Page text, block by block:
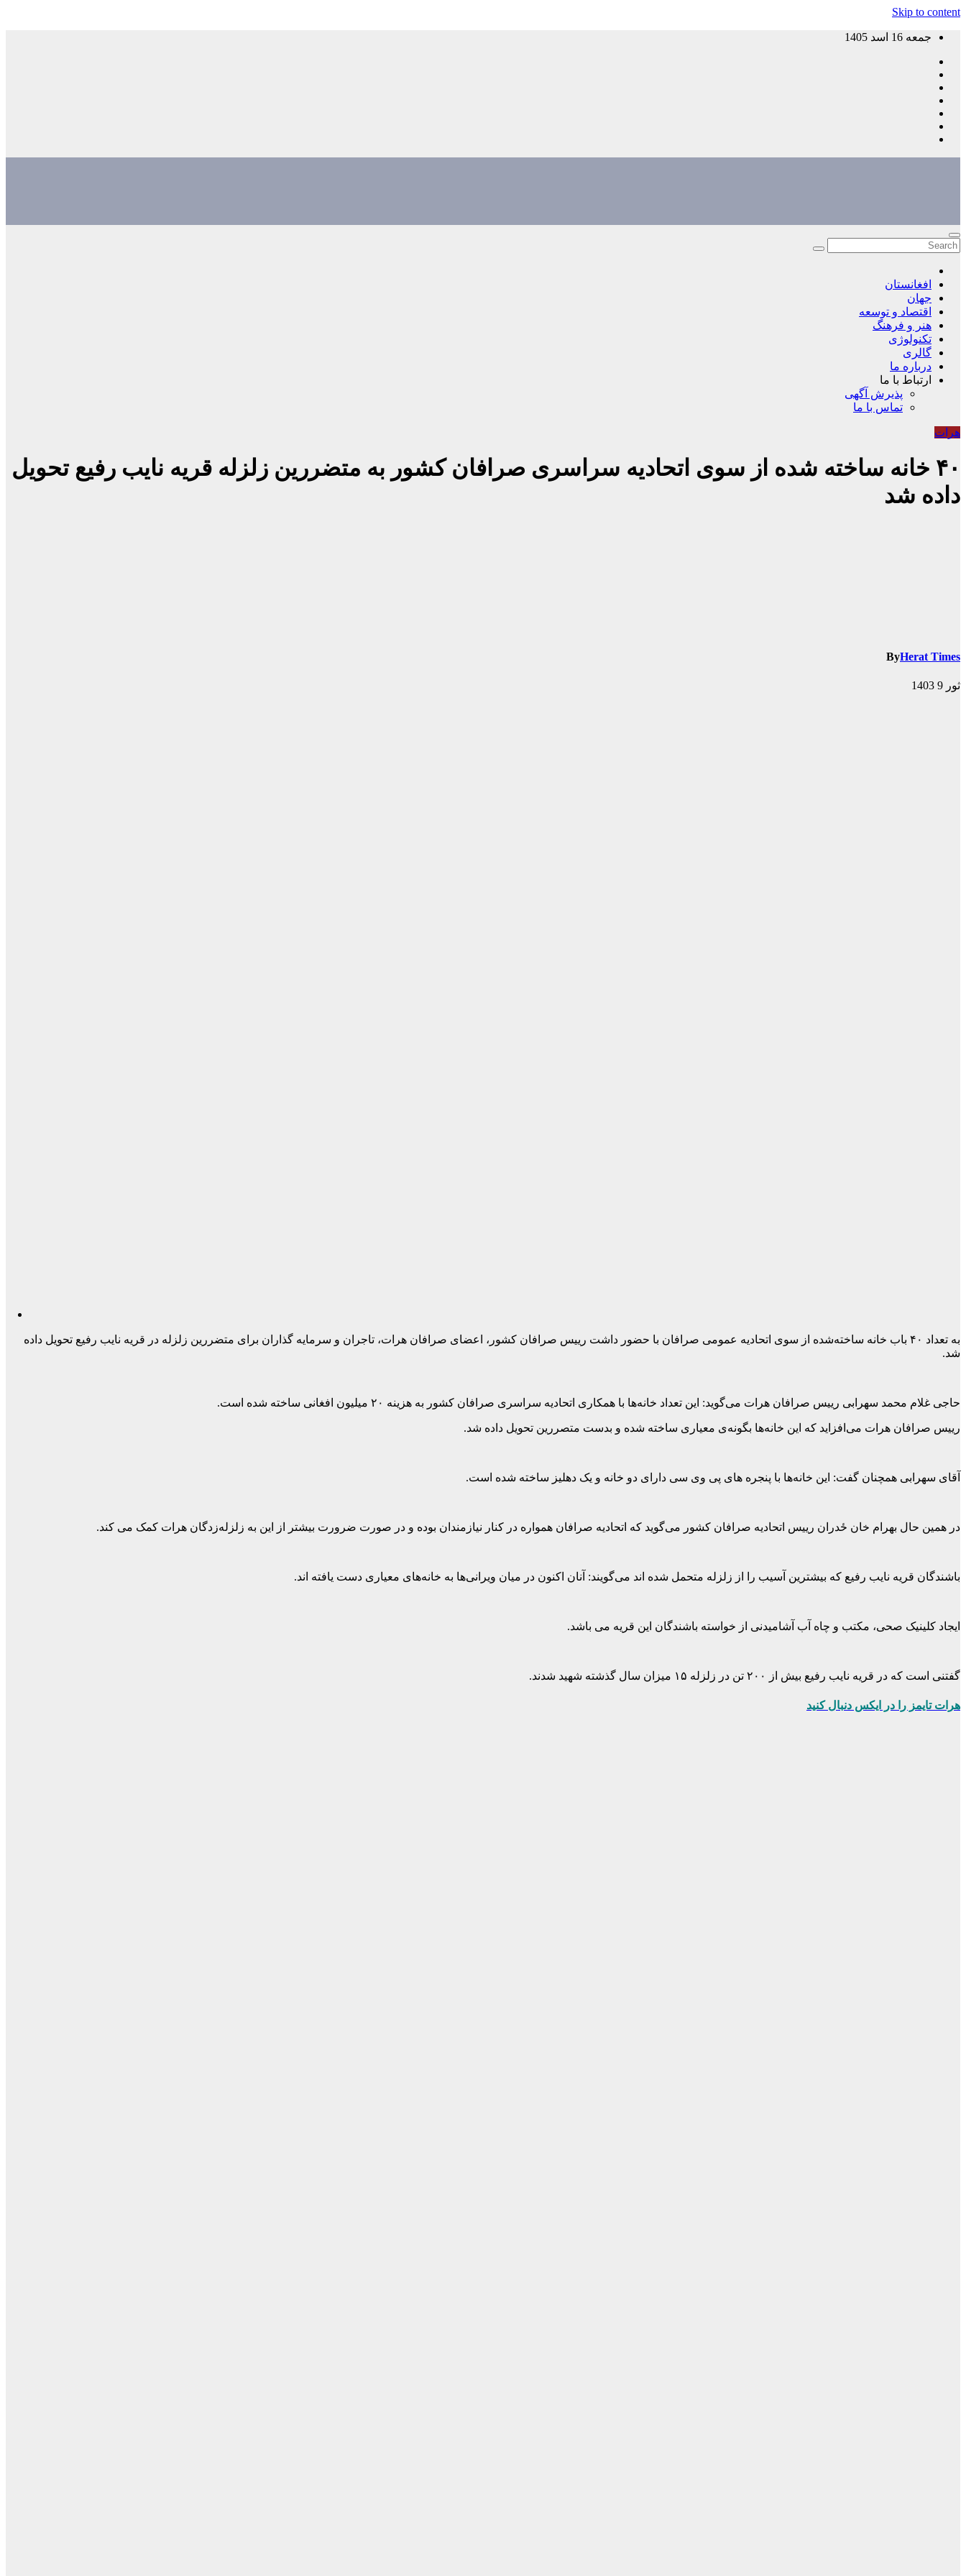
Skip to content
جمعه 16 اسد 1405
افغانستان
جهان
اقتصاد و توسعه
هنر و فرهنگ
تکنولوژی
گالری
درباره ما
ارتباط با ما
پذیرش آگهی
تماس با ما
هرات
۴۰ خانه ساخته شده از سوی اتحادیه سراسری صرافان کشور به متضررین زلزله‌ قریه نایب رفیع تحویل
داده شد
ByHerat Times
ثور 9 1403
به تعداد ۴۰ باب خانه ساخته‌شده از سوی اتحادیه عمومی صرافان با حضور داشت رییس صرافان کشور، اعضای صرافان هرات، تاجران و سرمایه گذاران برای متضررین زلزله در قریه نایب رفیع تحویل داده
شد.
حاجی غلام محمد سهرابی رییس صرافان هرات می‌گوید: این تعداد خانه‌ها با همکاری اتحادیه سراسری صرافان کشور به هزینه ۲۰ میلیون افغانی ساخته شده است.
رییس صرافان هرات می‌افزاید که این خانه‌ها بگونه‌ی معیاری ساخته شده و بدست متصررین تحویل داده شد.
آقای سهرابی همچنان گفت: این خانه‌ها با پنجره های پی وی سی دارای دو خانه و یک دهلیز ساخته شده است.
در همین حال بهرام خان ځدران رییس اتحادیه صرافان کشور می‌گوید که اتحادیه صرافان همواره در کنار نیازمندان بوده و در صورت ضرورت بیشتر از این به زلزله‌زدگان هرات کمک می کند.
باشندگان قریه نایب رفیع که بیشترین آسیب را از زلزله متحمل شده اند می‌گویند: آنان اکنون در میان ویرانی‌ها به خانه‌های معیاری دست یافته اند.
ایجاد کلینیک صحی، مکتب و چاه آب آشامیدنی از خواسته باشندگان این قریه می باشد.
گفتنی است که در قریه نایب رفیع بیش از ۲۰۰ تن در زلزله ۱۵ میزان سال گذشته شهید شدند.
هرات تایمز را در ایکس دنبال کنید